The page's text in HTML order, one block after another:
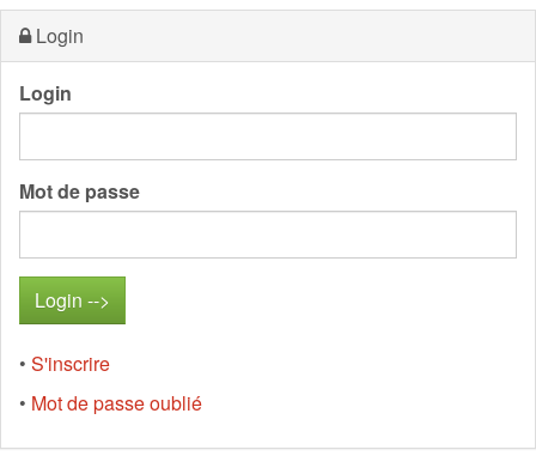
Login
Login
Mot de passe
• S'inscrire
• Mot de passe oublié